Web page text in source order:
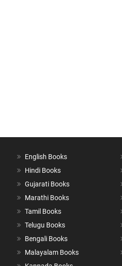
English Books
Hindi Books
Gujarati Books
Marathi Books
Tamil Books
Telugu Books
Bengali Books
Malayalam Books